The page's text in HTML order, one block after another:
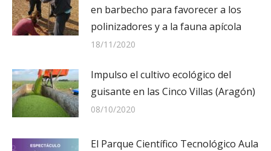
en barbecho para favorecer a los
polinizadores y a la fauna apícola
18/11/2020
Impulso el cultivo ecológico del
guisante en las Cinco Villas (Aragón)
08/10/2020
El Parque Científico Tecnológico Aula